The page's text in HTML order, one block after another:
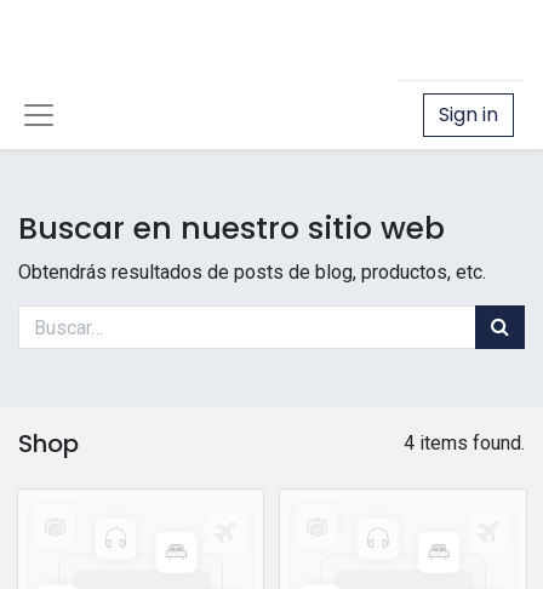
Sign in
Buscar en nuestro sitio web
Obtendrás resultados de posts de blog, productos, etc.
Shop 4 items found.